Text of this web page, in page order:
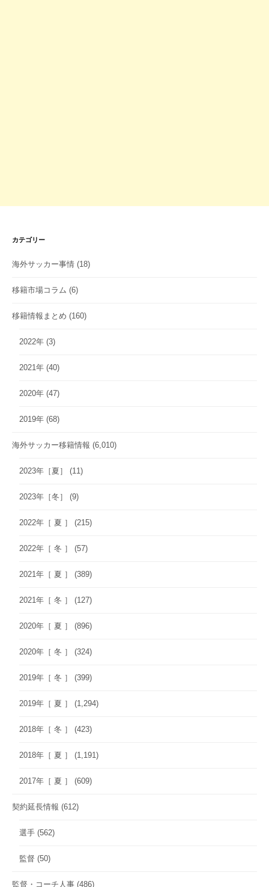
カテゴリー
海外サッカー事情 (18)
移籍市場コラム (6)
移籍情報まとめ (160)
2022年 (3)
2021年 (40)
2020年 (47)
2019年 (68)
海外サッカー移籍情報 (6,010)
2023年［夏］ (11)
2023年［冬］ (9)
2022年［ 夏 ］ (215)
2022年［ 冬 ］ (57)
2021年［ 夏 ］ (389)
2021年［ 冬 ］ (127)
2020年［ 夏 ］ (896)
2020年［ 冬 ］ (324)
2019年［ 冬 ］ (399)
2019年［ 夏 ］ (1,294)
2018年［ 冬 ］ (423)
2018年［ 夏 ］ (1,191)
2017年［ 夏 ］ (609)
契約延長情報 (612)
選手 (562)
監督 (50)
監督・コーチ人事 (486)